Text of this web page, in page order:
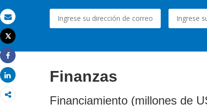
Correo electrónico
Imprimir
Tweet
Share
Share
Finanzas
Financiamiento (millones de